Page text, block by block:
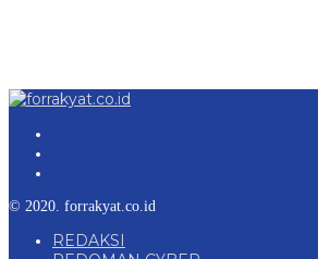
© 2020. forrakyat.co.id
REDAKSI